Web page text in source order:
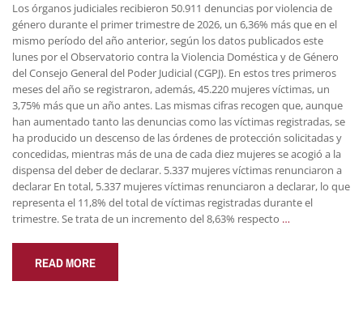
Los órganos judiciales recibieron 50.911 denuncias por violencia de
género durante el primer trimestre de 2026, un 6,36% más que en el
mismo período del año anterior, según los datos publicados este
lunes por el Observatorio contra la Violencia Doméstica y de Género
del Consejo General del Poder Judicial (CGPJ). En estos tres primeros
meses del año se registraron, además, 45.220 mujeres víctimas, un
3,75% más que un año antes. Las mismas cifras recogen que, aunque
han aumentado tanto las denuncias como las víctimas registradas, se
ha producido un descenso de las órdenes de protección solicitadas y
concedidas, mientras más de una de cada diez mujeres se acogió a la
dispensa del deber de declarar. 5.337 mujeres víctimas renunciaron a
declarar En total, 5.337 mujeres víctimas renunciaron a declarar, lo que
representa el 11,8% del total de víctimas registradas durante el
trimestre. Se trata de un incremento del 8,63% respecto …
READ MORE